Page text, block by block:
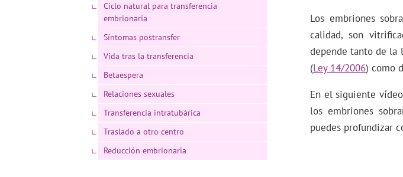
Los embriones
calidad, son
depende tanto de la
(Ley 14/2006) como
En el siguiente
los embriones
puedes profundizar
Ciclo natural para transferencia
embrionaria
Síntomas postransfer
Vida tras la transferencia
Betaespera
Relaciones sexuales
Transferencia intratubárica
Traslado a otro centro
Reducción embrionaria